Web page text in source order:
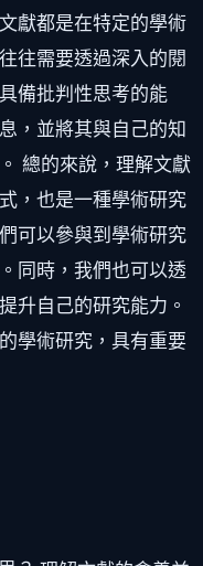
獻都是在特定的學術
往需要透過深入的閱
備批判性思考的能
，並將其與自己的知
總的來說，理解文獻
，也是一種學術研究
可以參與到學術研究
同時，我們也可以透
升自己的研究能力。
學術研究，具有重要